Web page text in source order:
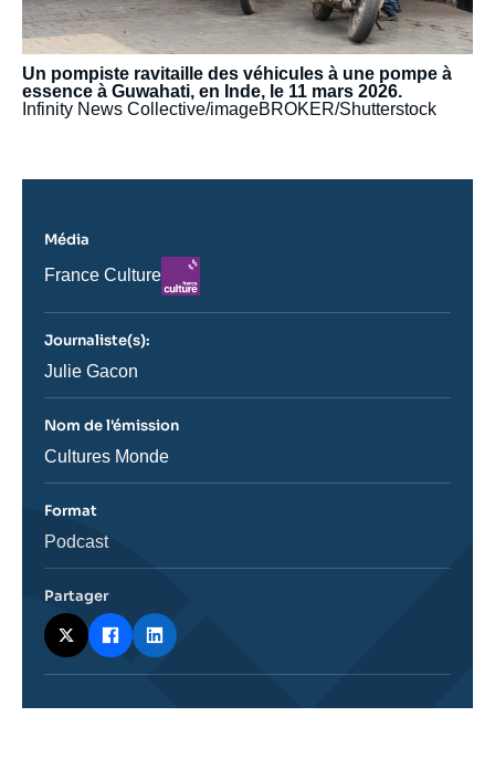
Un pompiste ravitaille des véhicules à une pompe à
essence à Guwahati, en Inde, le 11 mars 2026.
Infinity News Collective/imageBROKER/Shutterstock
Média
Nom
journal,
ou
émission
France Culture
Logo
Journaliste(s):
Journaliste
Julie Gacon
Nom de l'émission
Nom
Cultures Monde
Format
Catégorie
Podcast
Partager